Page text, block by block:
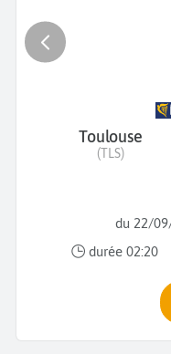
Toulouse
(TLS)
du 22/
durée 02:20